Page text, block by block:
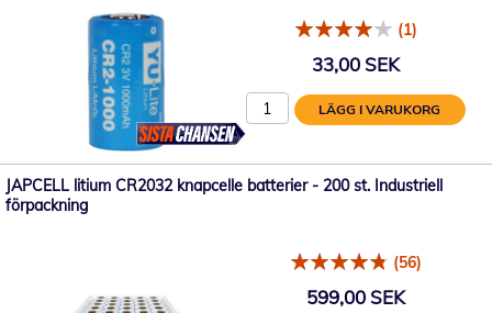
(1)
33,00 SEK
LÄGG I VARUKORG
JAPCELL litium CR2032 knapcelle batterier - 200 st. Industriell
förpackning
(56)
599,00 SEK